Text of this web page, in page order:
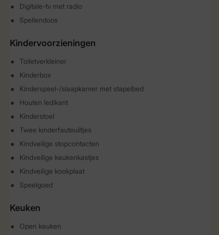
Digitale-tv met radio
Spellendoos
Kindervoorzieningen
Toiletverkleiner
Kinderbox
Kinderspeel-/slaapkamer met stapelbed
Houten ledikant
Kinderstoel
Twee kinderfauteuiltjes
Kindveilige stopcontacten
Kindveilige keukenkastjes
Kindveilige kookplaat
Speelgoed
Keuken
Open keuken